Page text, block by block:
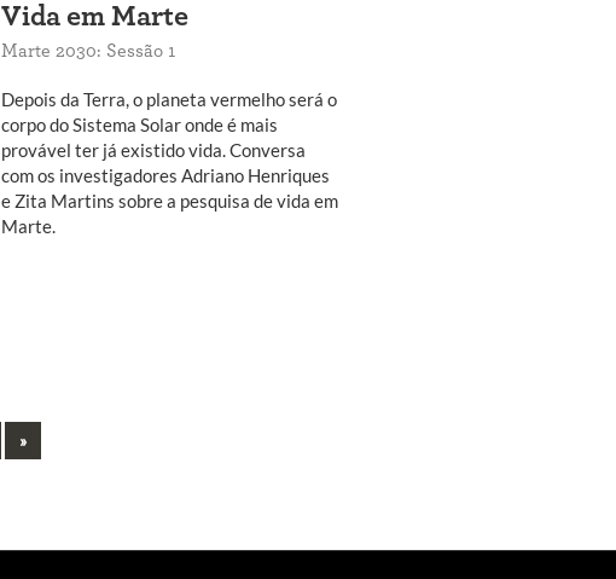
Vida em Marte
Marte 2030: Sessão 1
Depois da Terra, o planeta vermelho será o
corpo do Sistema Solar onde é mais
provável ter já existido vida. Conversa
com os investigadores Adriano Henriques
e Zita Martins sobre a pesquisa de vida em
Marte.
Next
»